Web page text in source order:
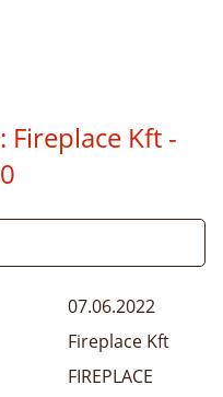
Fireplace Kft -
07.06.2022
Fireplace Kft
FIREPLACE